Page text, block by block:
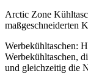
Arctic Zone
maßgeschneiderten
Werbekühltaschen:
Werbekühltaschen,
und gleichzeitig die